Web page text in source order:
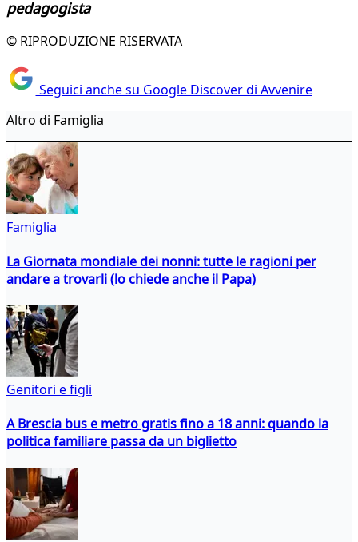
pedagogista
© RIPRODUZIONE RISERVATA
Seguici anche su Google Discover di Avvenire
Altro di Famiglia
Famiglia
La Giornata mondiale dei nonni: tutte le ragioni per
andare a trovarli (lo chiede anche il Papa)
Genitori e figli
A Brescia bus e metro gratis fino a 18 anni: quando la
politica familiare passa da un biglietto